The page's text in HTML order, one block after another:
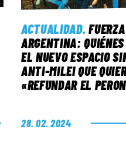
ACTUALIDAD. FUERZA
ARGENTINA:
EL NUEVO ESPACIO
ANTI-MILEI QUE
«REFUNDAR EL
28. 02. 2024